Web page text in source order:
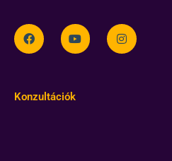
Konzultációk